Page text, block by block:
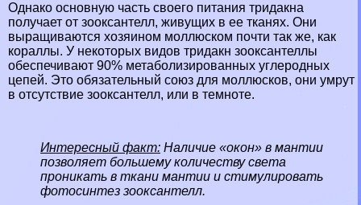
Однако основную часть своего питания тридакна
получает от зооксантелл, живущих в ее тканях. Они
выращиваются хозяином моллюском почти так же, как
кораллы. У некоторых видов тридакн зооксантеллы
обеспечивают 90% метаболизированных углеродных
цепей. Это обязательный союз для моллюсков, они умрут
в отсутствие зооксантелл, или в темноте.
Интересный факт: Наличие «окон» в мантии
позволяет большему количеству света
проникать в ткани мантии и стимулировать
фотосинтез зооксантелл.